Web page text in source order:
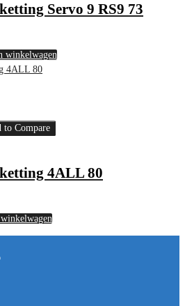
Servo 9 RS9 73
winkelwagen
to Compare
4ALL 80